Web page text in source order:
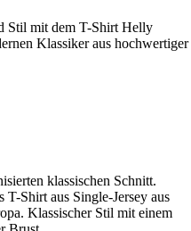
Stil mit dem T-Shirt Helly
Klassiker aus hochwertiger
klassischen Schnitt.
T-Shirt aus Single-Jersey aus
Klassischer Stil mit einem